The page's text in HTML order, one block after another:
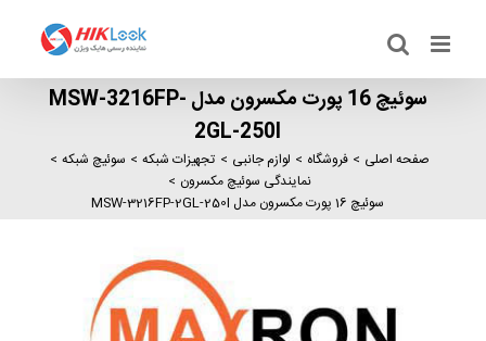
content
سوئیچ 16 پورت مکسرون مدل MSW-3216FP-
2GL-250I
صفحه اصلی فروشگاه لوازم جانبی تجهیزات شبکه
سوئیچ شبکه
نمایندگی سوئیچ مکسرون
سوئیچ 16 پورت مکسرون مدل MSW-3216FP-2GL-250I